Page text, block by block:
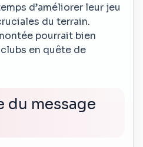
d’améliorer leur jeu
du terrain.
pourrait bien
en quête de
du message